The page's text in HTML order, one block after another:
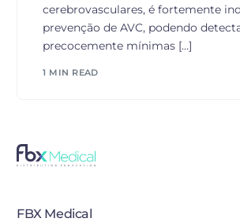
cerebrovasculares, é fortemente
prevenção de AVC, podendo
precocemente mínimas […]
1 MIN READ
FBX Medical